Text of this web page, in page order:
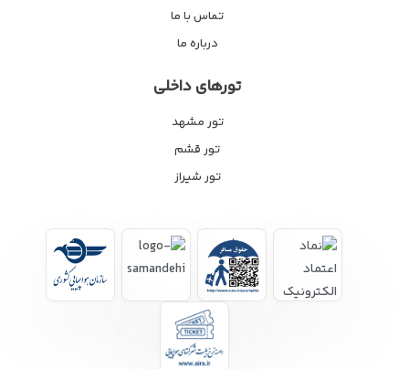
تماس با ما
درباره ما
تورهای داخلی
تور مشهد
تور قشم
تور شیراز